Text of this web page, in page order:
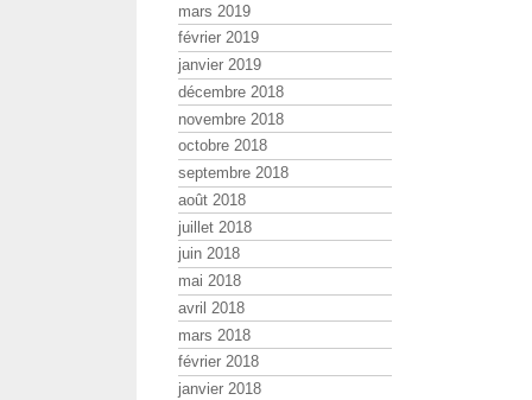
mars 2019
février 2019
janvier 2019
décembre 2018
novembre 2018
octobre 2018
septembre 2018
août 2018
juillet 2018
juin 2018
mai 2018
avril 2018
mars 2018
février 2018
janvier 2018